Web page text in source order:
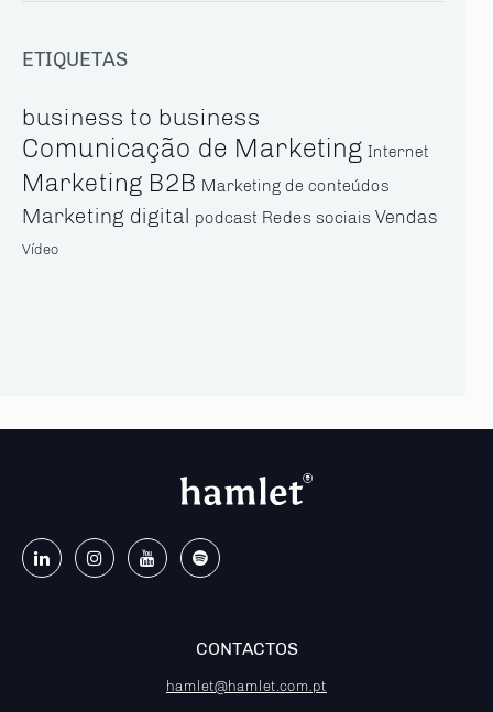
ETIQUETAS
business to business
Comunicação de Marketing Internet
Marketing B2B Marketing de conteúdos
Marketing digital podcast Redes sociais Vendas
Vídeo
CONTACTOS
hamlet@hamlet.com.pt